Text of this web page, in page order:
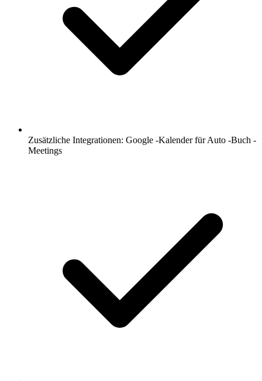
Zusätzliche Integrationen: Google -Kalender für Auto -Buch -
Meetings